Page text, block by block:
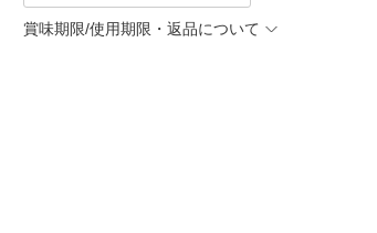
賞味期限/使用期限・返品について